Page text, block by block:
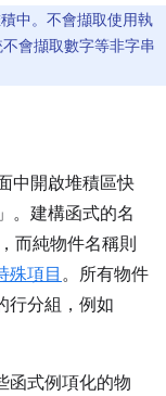
中。不會擷取使用執
會擷取數字等非字串
中開啟堆積區快
。建構函式的名
而純物件名稱則
殊項目 。所有物件
行分組，例如
函式例項化的物